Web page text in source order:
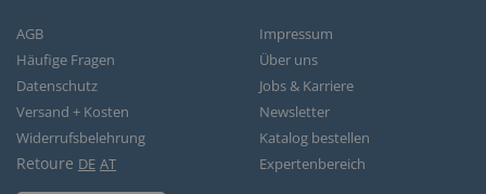
AGB
Häufige Fragen
Datenschutz
Versand + Kosten
Widerrufsbelehrung
Retoure DE AT
Impressum
Über uns
Jobs & Karriere
Newsletter
Katalog bestellen
Expertenbereich